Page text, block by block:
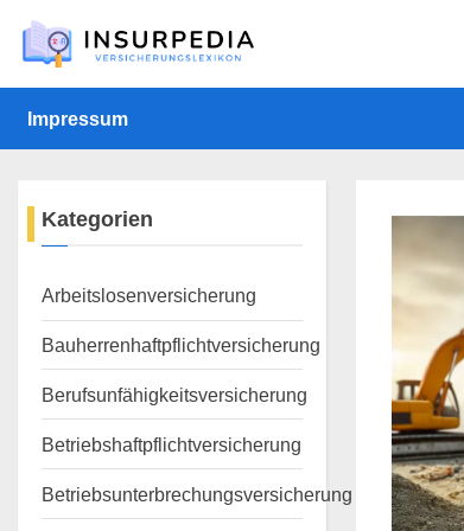
Skip
content
Impressum
Kategorien
Arbeitslosenversicherung
Bauherrenhaftpflichtversicherung
Berufsunfähigkeitsversicherung
Betriebshaftpflichtversicherung
Betriebsunterbrechungsversicherung